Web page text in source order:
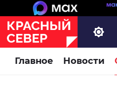
Главное Новости